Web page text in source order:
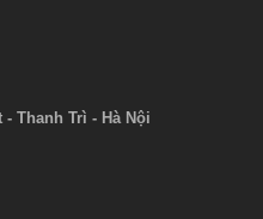
Noblelift PTE...
tiết
Thanh Trì - Hà Nội